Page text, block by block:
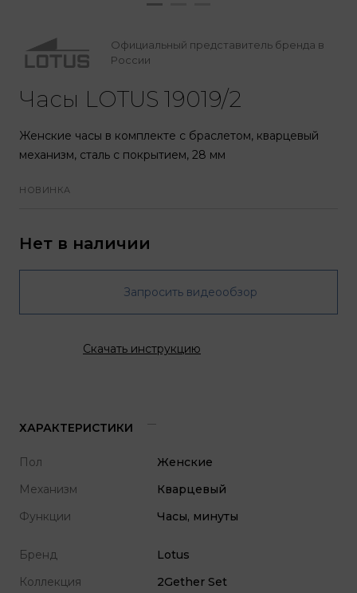
Официальный представитель бренда в
России
Часы LOTUS 19019/2
Женские часы в комплекте с браслетом, кварцевый
механизм, сталь с покрытием, 28 мм
НОВИНКА
Нет в наличии
Запросить видеообзор
Скачать инструкцию
ХАРАКТЕРИСТИКИ
Пол
Женские
Механизм
Кварцевый
Функции
Часы, минуты
Бренд
Lotus
Коллекция
2Gether Set